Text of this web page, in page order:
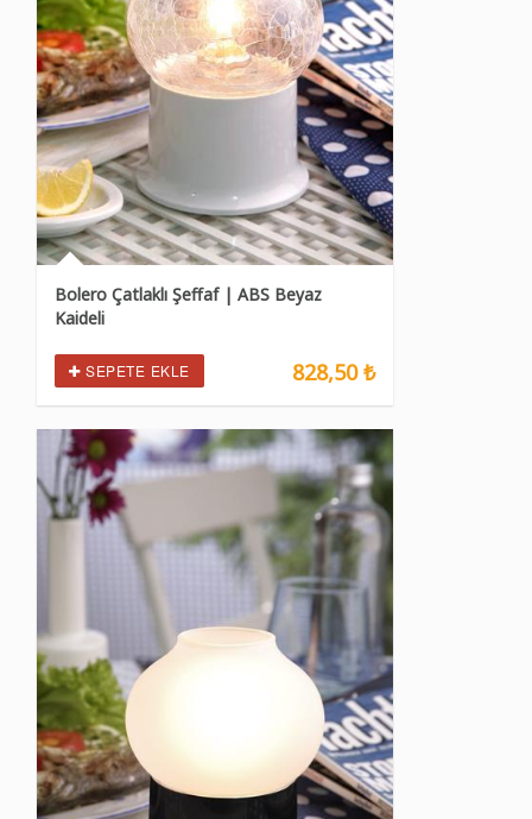
Bolero Çatlaklı Şeffaf | ABS Beyaz
Kaideli
SEPETE EKLE 828,50 ₺